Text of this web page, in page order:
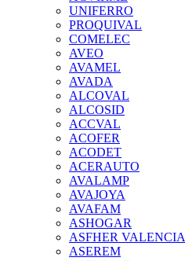
UNIFERRO
PROQUIVAL
COMELEC
AVEO
AVAMEL
AVADA
ALCOVAL
ALCOSID
ACCVAL
ACOFER
ACODET
ACERAUTO
AVALAMP
AVAJOYA
AVAFAM
ASHOGAR
ASFHER VALENCIA
ASEREM